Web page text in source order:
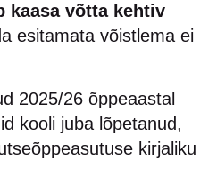
kaasa võtta kehtiv
esitamata võistlema ei
2025/26 õppeaastal
kooli juba lõpetanud,
kirjaliku